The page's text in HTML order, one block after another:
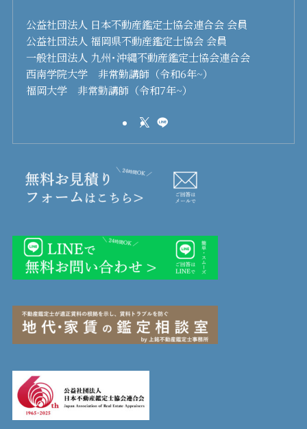
公益社団法人 日本不動産鑑定士協会連合会 会員
公益社団法人 福岡県不動産鑑定士協会 会員
一般社団法人 九州･沖縄不動産鑑定士協会連合会
西南学院大学 非常勤講師（令和6年~）
福岡大学 非常勤講師（令和7年~）